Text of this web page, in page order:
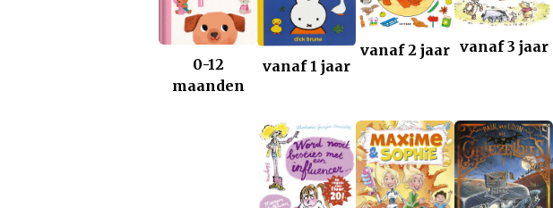
0-12
maanden
vanaf 1 jaar
vanaf 2 jaar vanaf 3 jaar